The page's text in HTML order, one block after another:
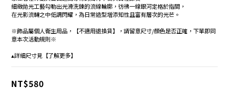
細緻拋光工藝勾勒出光滑洗鍊的流線輪廓，彷彿一線銀河定格於指間，
在光影流轉之中低調閃耀，為日常造型增添知性且富有層次的光芒。
※飾品屬個人衛生用品，【不適用退換貨】，請留意尺寸/顏色是否正確，下單即同
意本次活動規則※
▴詳細尺寸見【了解更多】
NT$580